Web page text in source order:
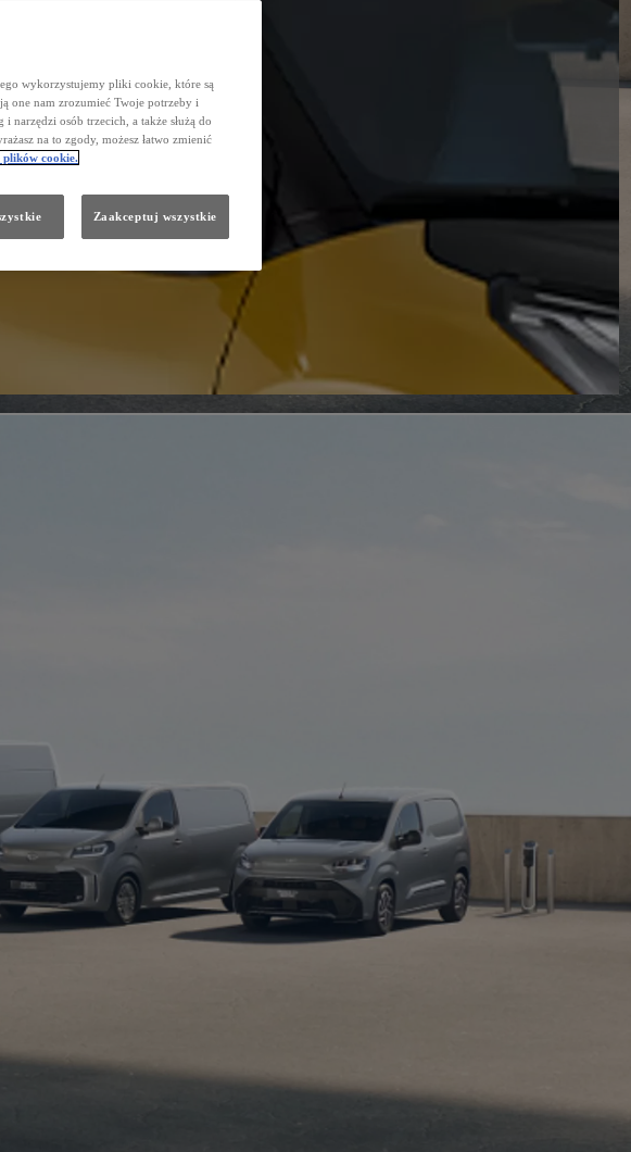
wykorzystujemy pliki cookie, które są
one nam zrozumieć Twoje potrzeby i
narzędzi osób trzecich, a także służą do
na to zgody, możesz łatwo zmienić
plików cookie.
Zaakceptuj wszystkie